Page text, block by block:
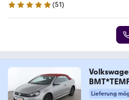
4.8 Sterne
(51)
Lieferung